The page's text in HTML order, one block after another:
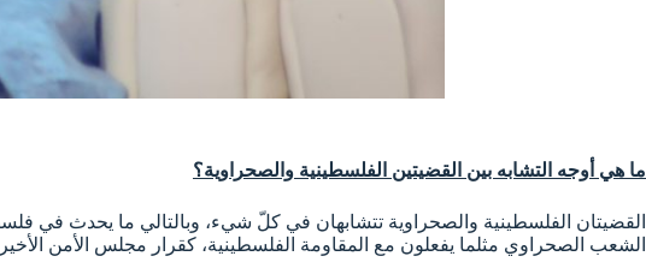
ما هي أوجه التشابه بين القضيتين الفلسطينية والصحراوية؟
القضيتان الفلسطينية والصحراوية تتشابهان في كلّ شيء، وبالتالي ما يحدث في
الشعب الصحراوي مثلما يفعلون مع المقاومة الفلسطينية، كقرار مجلس الأمن الأخير